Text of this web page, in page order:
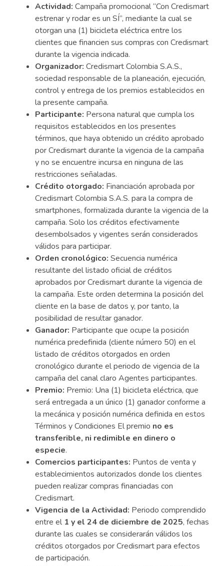
Actividad: Campaña promocional “Con Credismart
estrenar y rodar es un SÍ”, mediante la cual se
otorgan una (1) bicicleta eléctrica entre los
clientes que financien sus compras con Credismart
durante la vigencia indicada.
Organizador: Credismart Colombia S.A.S.,
sociedad responsable de la planeación, ejecución,
control y entrega de los premios establecidos en
la presente campaña.
Participante: Persona natural que cumpla los
requisitos establecidos en los presentes
términos, que haya obtenido un crédito aprobado
por Credismart durante la vigencia de la campaña
y no se encuentre incursa en ninguna de las
restricciones señaladas.
Crédito otorgado: Financiación aprobada por
Credismart Colombia S.A.S. para la compra de
smartphones, formalizada durante la vigencia de la
campaña. Solo los créditos efectivamente
desembolsados y vigentes serán considerados
válidos para participar.
Orden cronológico: Secuencia numérica
resultante del listado oficial de créditos
aprobados por Credismart durante la vigencia de
la campaña. Este orden determina la posición del
cliente en la base de datos y, por tanto, la
posibilidad de resultar ganador.
Ganador: Participante que ocupe la posición
numérica predefinida (cliente número 50) en el
listado de créditos otorgados en orden
cronológico durante el periodo de vigencia de la
campaña del canal claro Agentes participantes.
Premio: Premio: Una (1) bicicleta eléctrica, que
será entregada a un único (1) ganador conforme a
la mecánica y posición numérica definida en estos
Términos y Condiciones El premio no es
transferible, ni redimible en dinero o
especie.
Comercios participantes: Puntos de venta y
establecimientos autorizados donde los clientes
pueden realizar compras financiadas con
Credismart.
Vigencia de la Actividad: Periodo comprendido
entre el 1 y el 24 de diciembre de 2025, fechas
durante las cuales se considerarán válidos los
créditos otorgados por Credismart para efectos
de participación.